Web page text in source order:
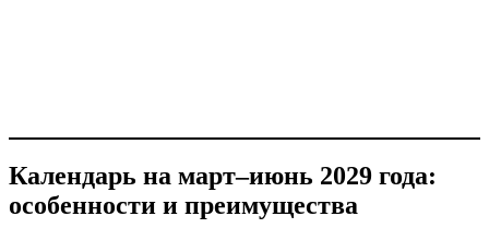
Календарь на март–июнь 2029 года:
особенности и преимущества